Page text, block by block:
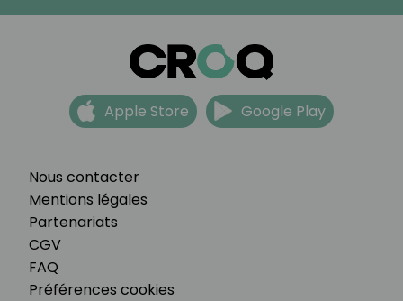
Nous contacter
Mentions légales
Partenariats
CGV
FAQ
Préférences cookies
Apple Store Google Play